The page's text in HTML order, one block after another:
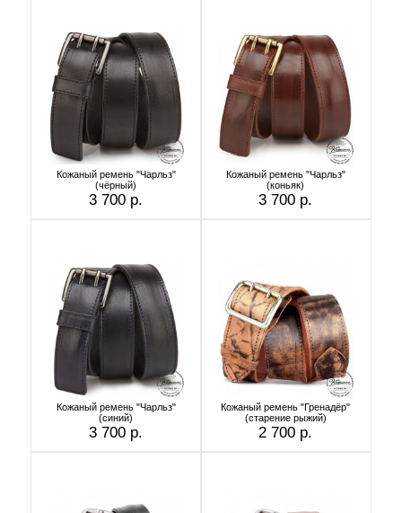
Кожаный ремень "Чарльз"
(чёрный)
3 700 р.
Кожаный ремень "Чарльз"
(коньяк)
3 700 р.
Кожаный ремень "Чарльз"
(синий)
3 700 р.
Кожаный ремень "Гренадёр"
(старение рыжий)
2 700 р.